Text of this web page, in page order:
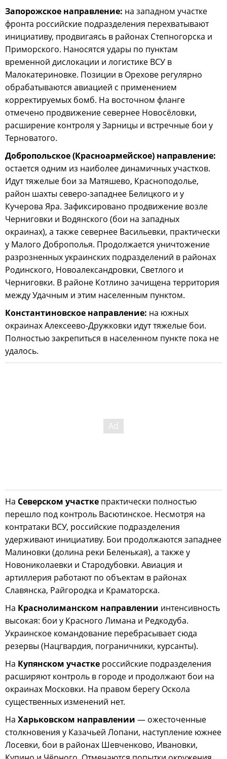
Запорожское направление: на западном участке
фронта российские подразделения перехватывают
инициативу, продвигаясь в районах Степногорска и
Приморского. Наносятся удары по пунктам
временной дислокации и логистике ВСУ в
Малокатериновке. Позиции в Орехове регулярно
обрабатываются авиацией с применением
корректируемых бомб. На восточном фланге
отмечено продвижение севернее Новосёловки,
расширение контроля у Зарницы и встречные бои у
Терноватого.
Добропольское (Красноармейское) направление:
остается одним из наиболее динамичных участков.
Идут тяжелые бои за Матяшево, Красноподолье,
район шахты северо-западнее Белицкого и у
Кучерова Яра. Зафиксировано продвижение возле
Черниговки и Водянского (бои на западных
окраинах), а также севернее Васильевки, практически
у Малого Доброполья. Продолжается уничтожение
разрозненных украинских подразделений в районах
Родинского, Новоалександровки, Светлого и
Черниговки. В районе Котлино зачищена территория
между Удачным и этим населенным пунктом.
Константиновское направление: на южных
окраинах Алексеево-Дружковки идут тяжелые бои.
Полностью закрепиться в населенном пункте пока не
удалось.
На Северском участке практически полностью
перешло под контроль Васютинское. Несмотря на
контратаки ВСУ, российские подразделения
удерживают инициативу. Бои продолжаются западнее
Малиновки (долина реки Беленькая), а также у
Новониколаевки и Стародубовки. Авиация и
артиллерия работают по объектам в районах
Славянска, Райгородка и Краматорска.
На Краснолиманском направлении интенсивность
высокая: бои у Красного Лимана и Редкодуба.
Украинское командование перебрасывает сюда
резервы (Нацгвардия, пограничники, курсанты).
На Купянском участке российские подразделения
расширяют контроль в городе и продолжают бои на
окраинах Московки. На правом берегу Оскола
существенных изменений нет.
На Харьковском направлении — ожесточенные
столкновения у Казачьей Лопани, наступление южнее
Лосевки, бои в районах Шевченково, Ивановки,